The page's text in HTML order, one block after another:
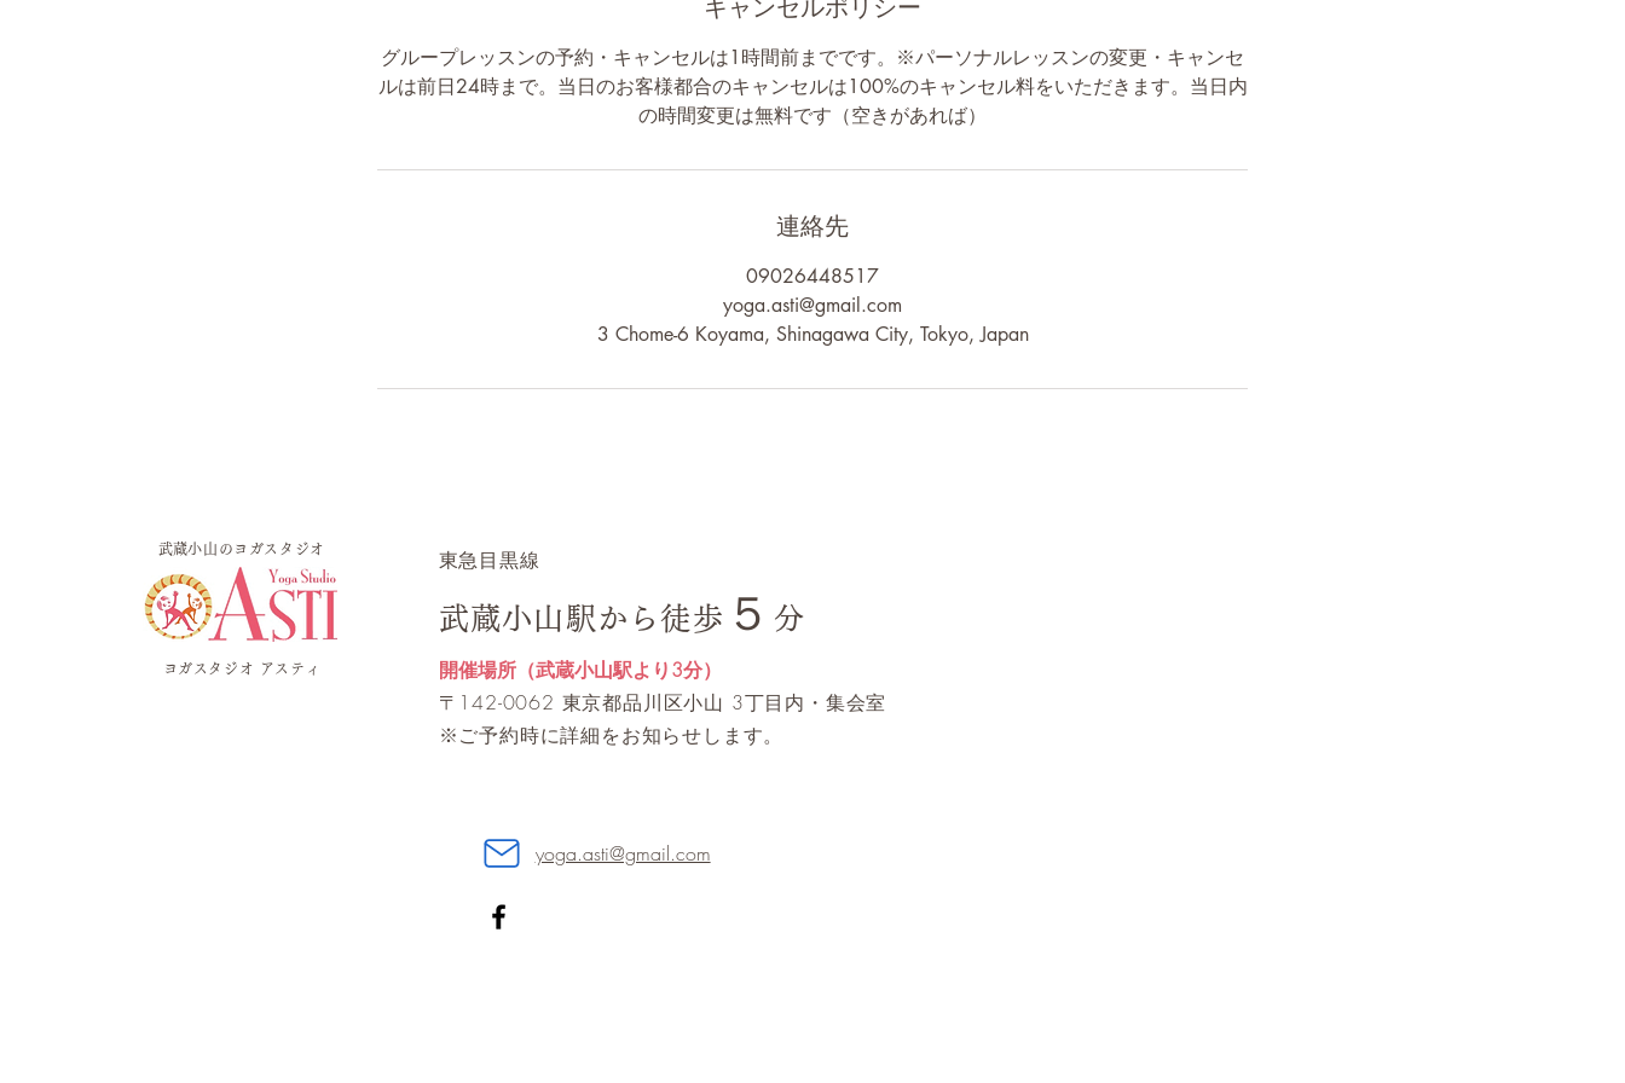
キャンセルポリシー
グループレッスンの予約・キャンセルは1時間前までです。※パーソナルレッスンの変更・キャンセ
ルは前日24時まで。当日のお客様都合のキャンセルは100%のキャンセル料をいただきます。当日内
の時間変更は無料です（空きがあれば）
連絡先
09026448517
yoga.asti@gmail.com
3 Chome-6 Koyama, Shinagawa City, Tokyo, Japan
​武蔵小山のヨガスタジオ
ヨガスタジオ アスティ
​東急目黒線
武蔵小山駅から徒歩 ５ 分
開催場所（武蔵小山駅より3分）
​〒142-0062 東京都品川区小山 3丁目内・集会室
※ご予約時に詳細をお知らせします。
yoga.asti@gmail.com